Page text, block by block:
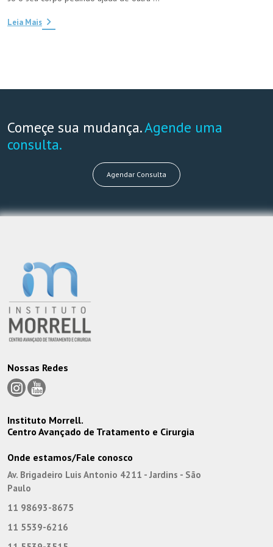
Leia Mais
Começe sua mudança.Agende uma
consulta.
Agendar Consulta
Nossas Redes
Instituto Morrell.
Centro Avançado de Tratamento e Cirurgia
Onde estamos/Fale conosco
Av. Brigadeiro Luis Antonio 4211 - Jardins - São
Paulo
11 98693-8675
11 5539-6216